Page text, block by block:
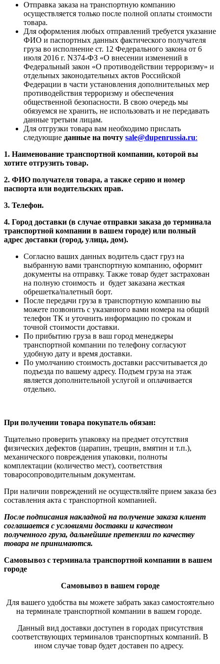
Отправка заказа на транспортную компанию
осуществляется только после полной оплаты стоимости
товара.
Для оформления любых отправлений требуется указание
ФИО и паспортных данных фактического получателя
груза во исполнение ст. 12 Федерального закона от 6
июля 2016 г. N374-ФЗ «О внесении изменений в
Федеральный закон «О противодействии терроризму» и
отдельных законодательных актов Российской
Федерации в части установления дополнительных мер
противодействия терроризму и обеспечения
общественной безопасности. В свою очередь мы
обязуемся не хранить, не использовать и не передавать
данные третьим лицам.
Для отгрузки товара вам необходимо прислать
следующие данные на почту sale@dupenrussia.ru:
1. Наименование транспортной компании, которой вы
хотите отгрузить товар.
2. ФИО получателя товара, а также серию и номер
паспорта или водительских прав.
3. Телефон.
4. Город доставки (в случае отправки заказа до терминала
транспортной компании в вашем городе) или полный
адрес доставки (город, улица, дом).
Согласно ваших данных водитель сдаст груз на
выбранную вами транспортную компанию, оформит
документы на отправку. Также товар будет застрахован
на полную стоимость и будет заказана жесткая
обрешетка/палетный борт.
После передачи груза в транспортную компанию вы
можете позвонить с указанного вами номера на общий
телефон ТК и уточнить информацию по срокам и
точной стоимости доставки.
По прибытию груза в ваш город менеджеры
транспортной компании по телефону согласуют
удобную дату и время доставки.
По умолчанию стоимость доставки рассчитывается до
подъезда по вашему адресу. Подъем груза на этаж
является дополнительной услугой и оплачивается
отдельно.
При получении товара покупатель обязан:
Тщательно проверить упаковку на предмет отсутствия
физических дефектов (царапин, трещин, вмятин и т.п.),
механического повреждения упаковки, полноты
комплектации (количество мест), соответствия
товаросопроводительным документам.
При наличии повреждений не осуществляйте прием заказа без
составления акта с транспортной компанией.
После подписания накладной на получение заказа клиент
соглашается с условиями доставки и качеством
полученного груза, дальнейшие претензии по качеству
товара не принимаются.
Самовывоз с терминала транспортной компании в вашем
городе
Самовывоз в вашем городе
Для вашего удобства вы можете забрать заказ самостоятельно
на терминале транспортной компании в вашем городе.
Данный вид доставки доступен в городах присутствия
соответствующих терминалов транспортных компаний. В
ином случае товар будет доставен по адресу.